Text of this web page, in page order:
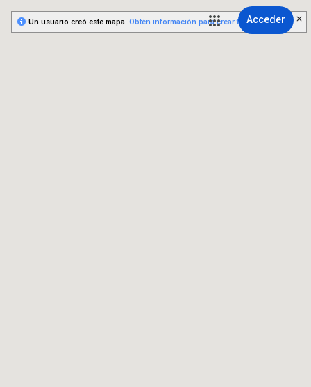
Acceder
Un usuario creó este mapa. Obtén información para crear tu propio mapa.